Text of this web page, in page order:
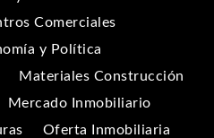
Comerciales
y Política
Materiales Construcción
Mercado Inmobiliario
Oferta Inmobiliaria